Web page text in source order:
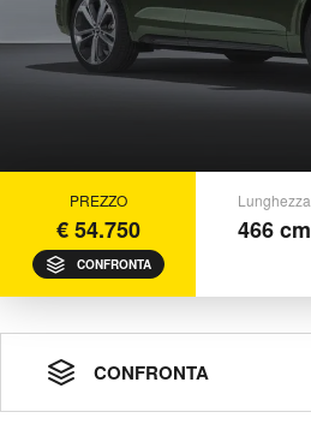
PREZZO
€ 54.750
CONFRONTA
Lunghezza
466 cm
CONFRONTA